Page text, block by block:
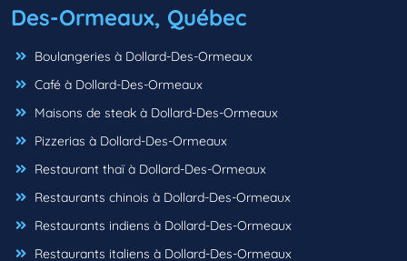
Des-Ormeaux, Québec
Boulangeries à Dollard-Des-Ormeaux
Café à Dollard-Des-Ormeaux
Maisons de steak à Dollard-Des-Ormeaux
Pizzerias à Dollard-Des-Ormeaux
Restaurant thaï à Dollard-Des-Ormeaux
Restaurants chinois à Dollard-Des-Ormeaux
Restaurants indiens à Dollard-Des-Ormeaux
Restaurants italiens à Dollard-Des-Ormeaux